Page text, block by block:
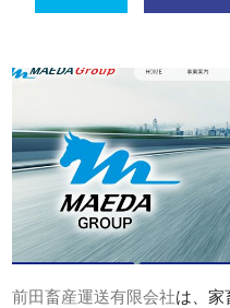
前田畜産運送有限会社は、家